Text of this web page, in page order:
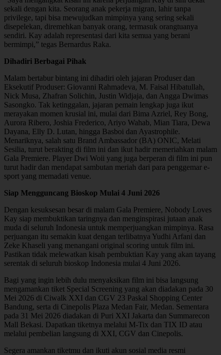
sekali dengan kita. Seorang anak pekerja migran, lahir tanpa
privilege, tapi bisa mewujudkan mimpinya yang sering sekali
disepelekan, diremehkan banyak orang, termasuk orangtuanya
sendiri. Kay adalah representasi dari kita semua yang berani
bermimpi,” tegas Bernardus Raka.
Dihadiri Berbagai Pihak
Malam bertabur bintang ini dihadiri oleh jajaran Produser dan
Eksekutif Produser: Giovanni Rahmadeva, M. Faisal Hibatullah,
Nick Musa, Zhafran Solichin, Justin Widjaja, dan Angga Dwimas
Sasongko. Tak ketinggalan, jajaran pemain lengkap juga ikut
merayakan momen krusial ini, mulai dari Bima Azriel, Rey Bong,
Aurora Ribero, Joshia Frederico, Ariyo Wahab, Mian Tiara, Dewa
Dayana, Elly D. Lutan, hingga Basboi dan Ayastrophile.
Menariknya, salah satu Brand Ambassador (BA) ONIC, Melati
Sesilia, turut berakting di film ini dan ikut hadir memeriahkan malam
Gala Premiere. Player Dwi Woii yang juga berperan di film ini pun
turut hadir dan mendapat sambutan meriah dari para penggemar e-
sport yang memadati venue.
Siap Mengguncang Bioskop Mulai 4 Juni 2026
Dengan kesuksesan besar di malam Gala Premiere, Nobody Loves
Kay siap membuktikan taringnya dan menginspirasi jutaan anak
muda di seluruh Indonesia untuk memperjuangkan mimpinya. Rasa
perjuangan itu semakin kuat dengan terlibatnya Yudhi Arfani dan
Zeke Khaseli yang menangani original scoring untuk film ini.
Pastikan tidak melewatkan kisah pembuktian Kay yang akan tayang
serentak di seluruh bioskop Indonesia mulai 4 Juni 2026.
Bagi yang ingin lebih dulu menyaksikan film ini bisa langsung
mengamankan tiket Special Screening yang akan diadakan pada 30
Mei 2026 di Ciwalk XXI dan CGV 23 Paskal Shopping Center
Bandung, serta di Cinepolis Plaza Medan Fair, Medan. Sementara
pada 31 Mei 2026 diadakan di Puri XXI Jakarta dan Summarecon
Mall Bekasi. Dapatkan tiketnya melalui M-Tix dan TIX ID atau
melalui pembelian langsung di XXI, CGV dan Cinepolis.
Segera amankan tiketmu dan ikuti akun sosial media resmi